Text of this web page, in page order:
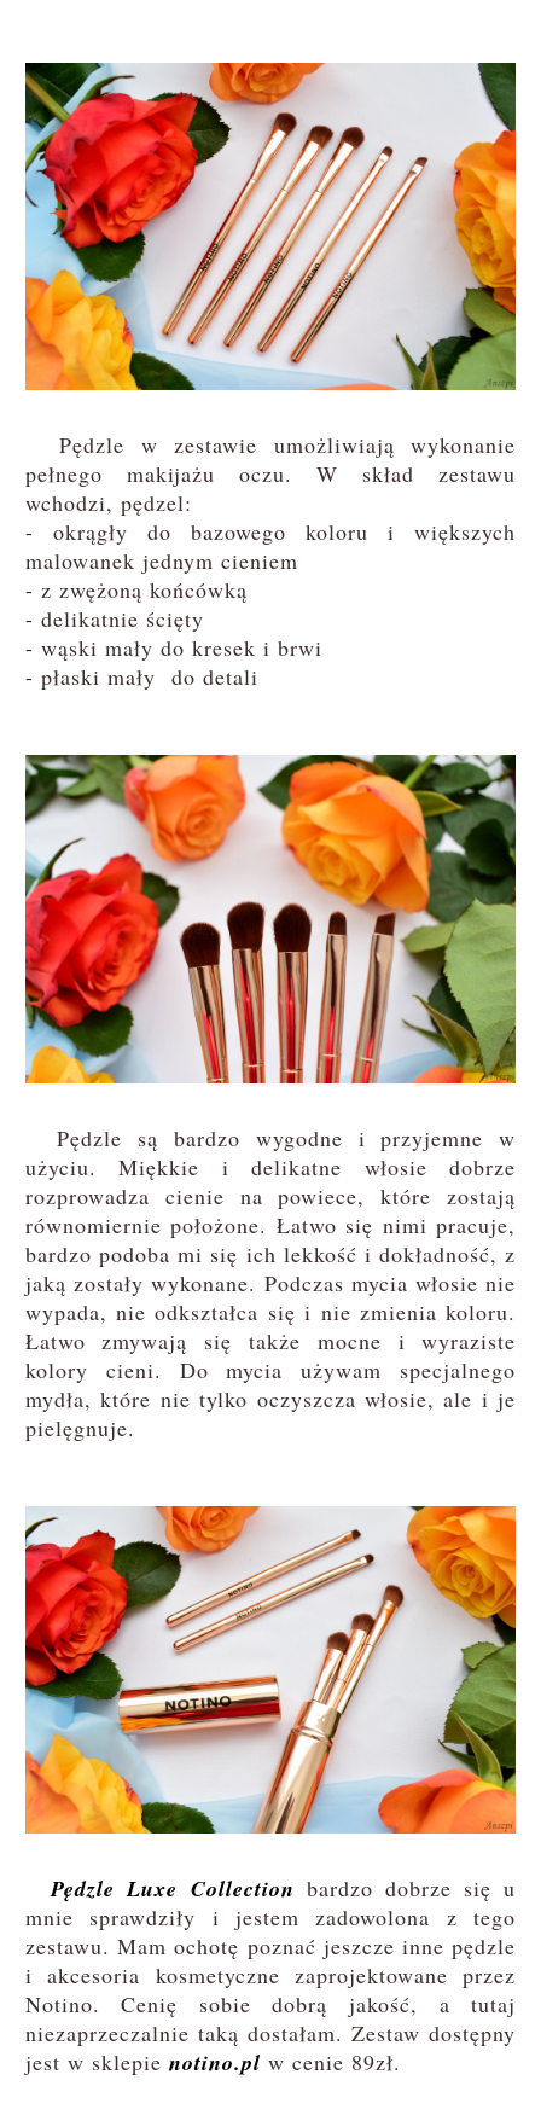
Pędzle w zestawie umożliwiają wykonanie
pełnego makijażu oczu. W skład zestawu
wchodzi, pędzel:
- okrągły do bazowego koloru i większych
malowanek jednym cieniem
- z zwężoną końcówką
- delikatnie ścięty
- wąski mały do kresek i brwi
- płaski mały do detali
Pędzle są bardzo wygodne i przyjemne w
użyciu. Miękkie i delikatne włosie dobrze
rozprowadza cienie na powiece, które zostają
równomiernie położone. Łatwo się nimi pracuje,
bardzo podoba mi się ich lekkość i dokładność, z
jaką zostały wykonane. Podczas mycia włosie nie
wypada, nie odkształca się i nie zmienia koloru.
Łatwo zmywają się także mocne i wyraziste
kolory cieni. Do mycia używam specjalnego
mydła, które nie tylko oczyszcza włosie, ale i je
pielęgnuje.
Pędzle Luxe Collection bardzo dobrze się u
mnie sprawdziły i jestem zadowolona z tego
zestawu. Mam ochotę poznać jeszcze inne pędzle
i akcesoria kosmetyczne zaprojektowane przez
Notino. Cenię sobie dobrą jakość, a tutaj
niezaprzeczalnie taką dostałam. Zestaw dostępny
jest w sklepie notino.pl w cenie 89zł.